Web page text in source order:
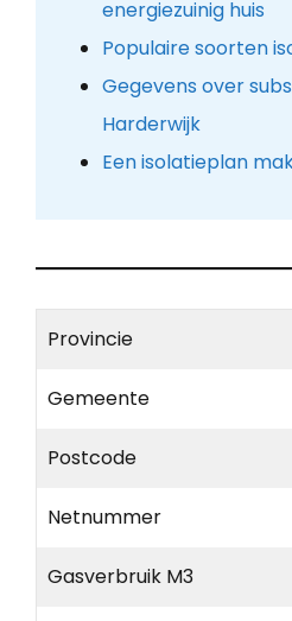
energiezuinig huis
Populaire soorten
Gegevens over
Harderwijk
Een isolatieplan
Provincie
Gemeente
Postcode
Netnummer
Gasverbruik M3